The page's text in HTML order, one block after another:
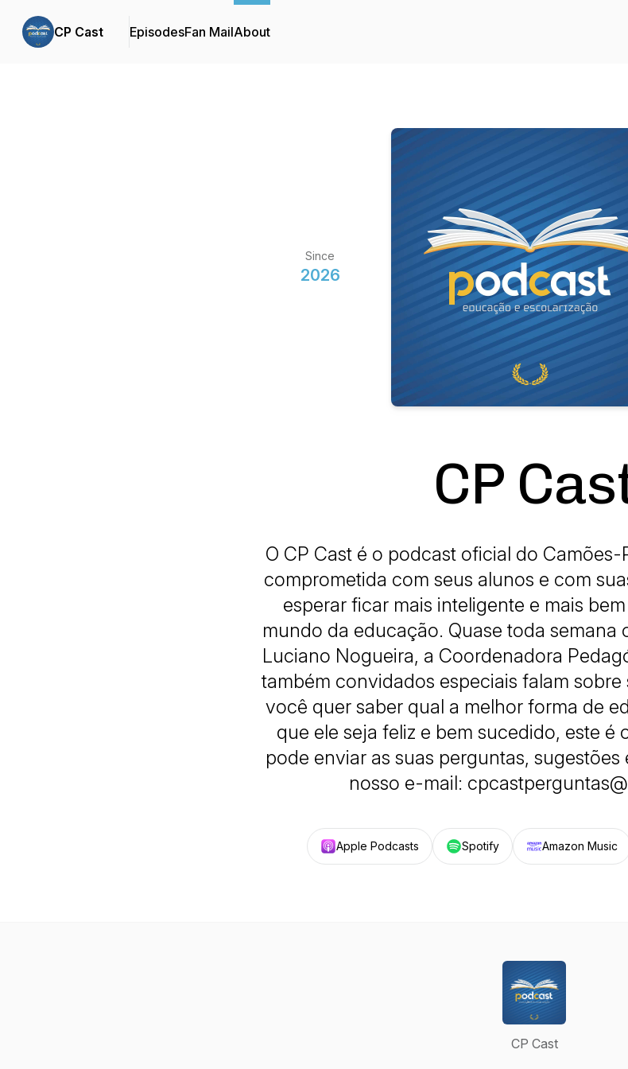
CP Cast EpisodesFan MailAbout
Since
2026
CP
O CP Cast é o podcast oficial do
comprometida com seus alunos e com
esperar ficar mais inteligente e mais
mundo da educação. Quase toda semana
Luciano Nogueira, a Coordenadora
também convidados especiais falam sobre
você quer saber qual a melhor forma de
que ele seja feliz e bem sucedido, este é
pode enviar as suas perguntas,
nosso e-mail:
Apple Podcasts Spotify Amazon Music
CP Cast